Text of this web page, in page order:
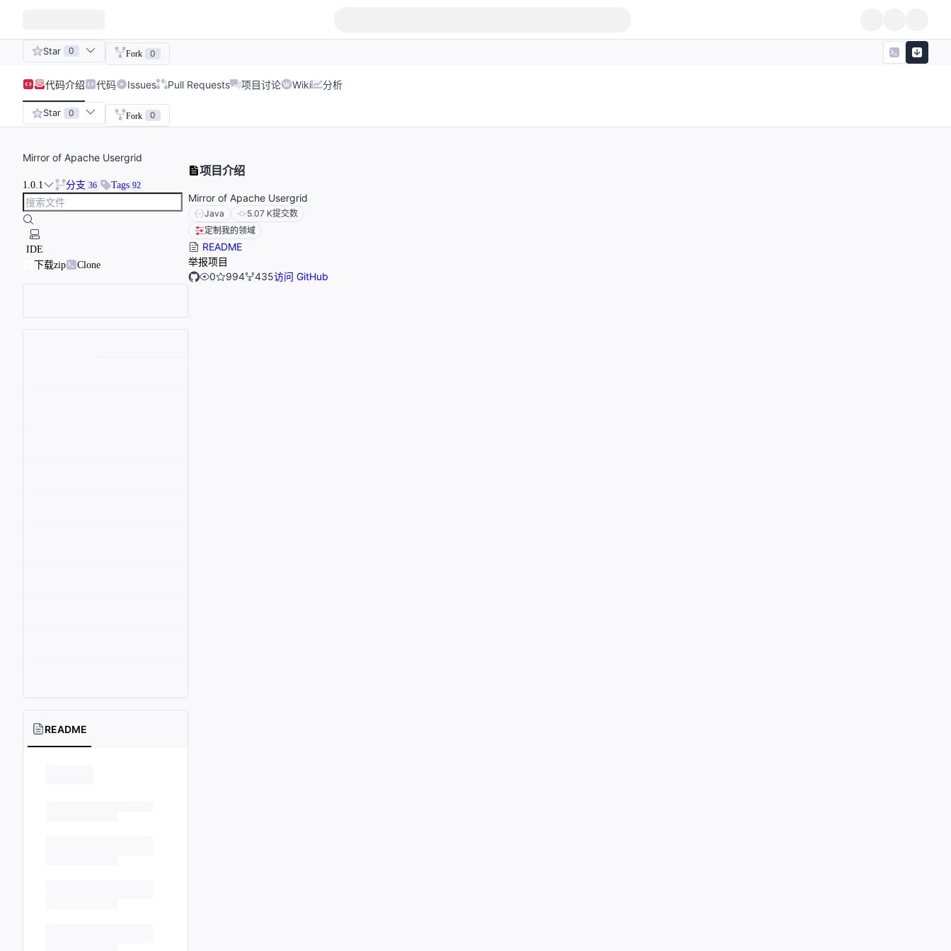
Star 0 Fork 0
代码介绍 代码 Issues Pull Requests 项目讨论 Wiki 分析
Star 0 Fork 0
Mirror of Apache Usergrid
1.0.1 分支 36 Tags 92
IDE
下载zip
Clone
README
项目介绍
Mirror of Apache Usergrid
Java 5.07 K提交数
定制我的领域
README
举报项目
0
994 435访问 GitHub